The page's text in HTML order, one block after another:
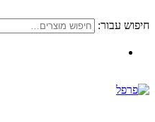
חיפוש עבור: